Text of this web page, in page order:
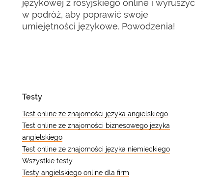
językowej z rosyjskiego online i wyruszyć
w podróż, aby poprawić swoje
umiejętności językowe. Powodzenia!
Testy
Test online ze znajomości języka angielskiego
Test online ze znajomości biznesowego języka
angielskiego
Test online ze znajomości języka niemieckiego
Wszystkie testy
Testy angielskiego online dla firm